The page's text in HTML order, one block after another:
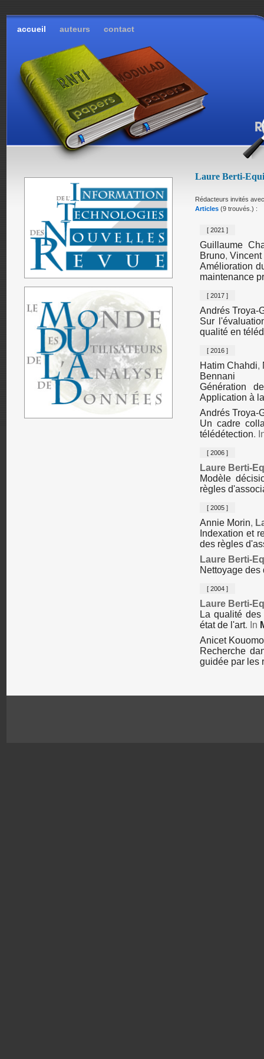
accueil auteurs contact
Laure Berti-
Rédacteurs invités
Articles (9 trouvés.) :
[ 2021 ]
Guillaume
Bruno, Vincent
Amélioration
maintenance
[ 2017 ]
Andrés Troya-
Sur
qualité en
[ 2016 ]
Hatim Chahdi,
Bennani
Génération
Application à
Andrés Troya-
Un cadre
télédétection.
[ 2006 ]
Laure Berti-
Modèle
règles
[ 2005 ]
Annie Morin,
Indexation et
des règles
Laure Berti-
Nettoyage des
[ 2004 ]
Laure Berti-
La qualité
état de l'art. In
Anicet
Recherche
guidée par les